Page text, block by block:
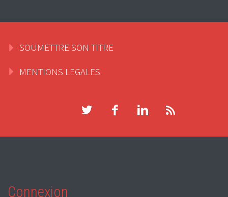
SOUMETTRE SON TITRE
MENTIONS LEGALES
Connexion